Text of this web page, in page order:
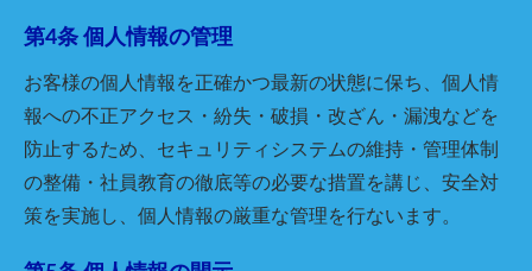
第4条 個人情報の管理
お客様の個人情報を正確かつ最新の状態に保ち、個人情
報への不正アクセス・紛失・破損・改ざん・漏洩などを
防止するため、セキュリティシステムの維持・管理体制
の整備・社員教育の徹底等の必要な措置を講じ、安全対
策を実施し、個人情報の厳重な管理を行ないます。